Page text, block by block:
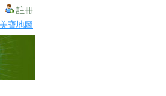
註冊
美寶地圖